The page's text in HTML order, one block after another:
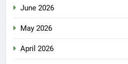
June 2026
May 2026
April 2026